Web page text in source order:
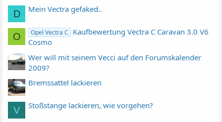
D Mein Vectra gefaked..
O Opel Vectra C
Kaufbewertung Vectra C Caravan 3.0 V6
Cosmo
Wer will mit seinem Vecci auf den Forumskalender
2009?
Bremssattel lackieren
V Stoßstange lackieren, wie vorgehen?